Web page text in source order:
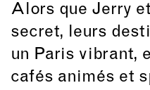
Alors que Jerry
secret, leurs
un Paris vibrant,
cafés animés et